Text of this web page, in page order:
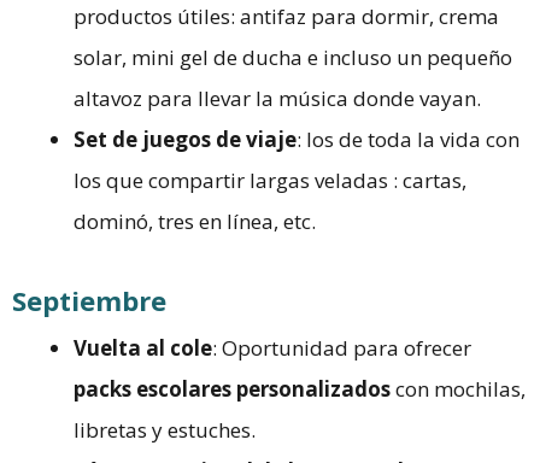
productos útiles: antifaz para dormir, crema
solar, mini gel de ducha e incluso un pequeño
altavoz para llevar la música donde vayan.
Set de juegos de viaje: los de toda la vida con
los que compartir largas veladas : cartas,
dominó, tres en línea, etc.
Septiembre
Vuelta al cole: Oportunidad para ofrecer
packs escolares personalizadoscon mochilas,
libretas y estuches.